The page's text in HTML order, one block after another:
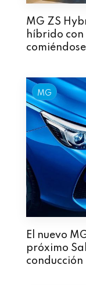
MG ZS
híbrido con
MG
El nuevo
próximo
conducción